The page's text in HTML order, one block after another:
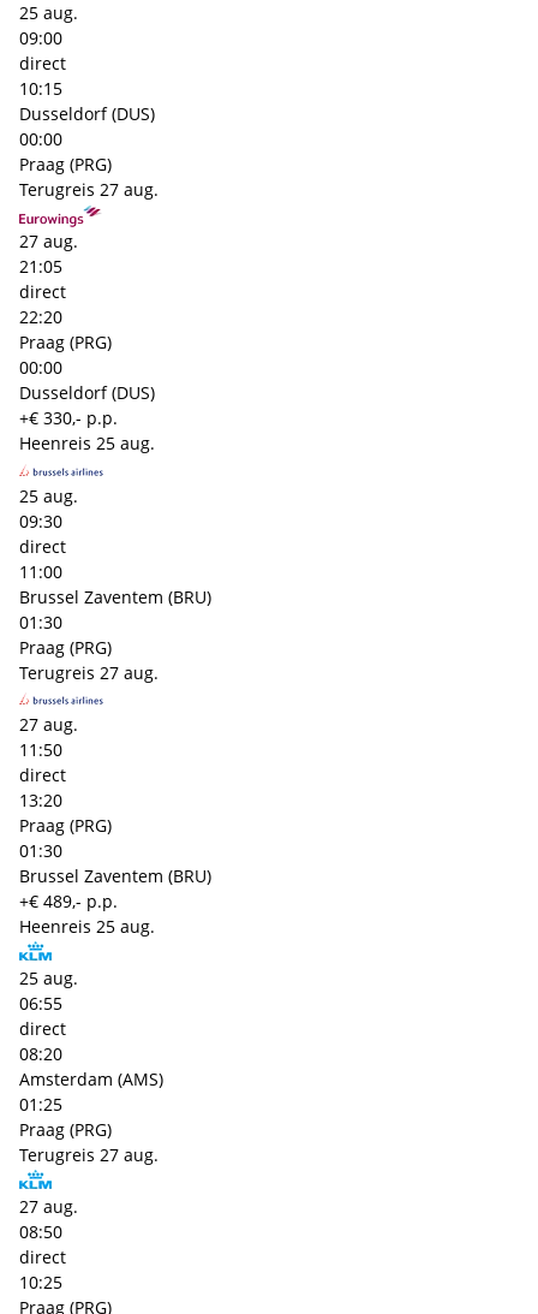
25 aug.
09:00
direct
10:15
Dusseldorf (DUS)
00:00
Praag (PRG)
Terugreis 27 aug.
27 aug.
21:05
direct
22:20
Praag (PRG)
00:00
Dusseldorf (DUS)
+€ 330,- p.p.
Heenreis 25 aug.
25 aug.
09:30
direct
11:00
Brussel Zaventem (BRU)
01:30
Praag (PRG)
Terugreis 27 aug.
27 aug.
11:50
direct
13:20
Praag (PRG)
01:30
Brussel Zaventem (BRU)
+€ 489,- p.p.
Heenreis 25 aug.
25 aug.
06:55
direct
08:20
Amsterdam (AMS)
01:25
Praag (PRG)
Terugreis 27 aug.
27 aug.
08:50
direct
10:25
Praag (PRG)